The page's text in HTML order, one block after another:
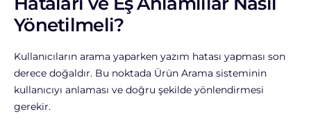
Yönetilmeli?
Kullanıcıların arama yaparken yazım hatası yapması son
derece doğaldır. Bu noktada Ürün Arama sisteminin
kullanıcıyı anlaması ve doğru şekilde yönlendirmesi
gerekir.